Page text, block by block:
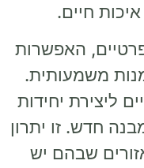
חיים.
האפשרות
משמעותית.
ליצירת יחידות
חדש. זו יתרון
שבהם יש